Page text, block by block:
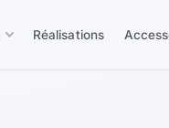
Réalisations